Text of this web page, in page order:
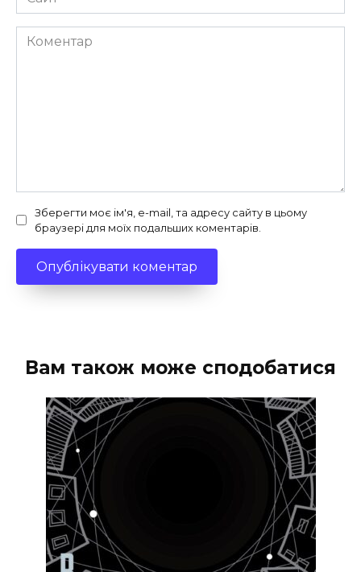
Коментар
Зберегти моє ім'я, e-mail, та адресу сайту в цьому
браузері для моїх подальших коментарів.
Вам також може сподобатися